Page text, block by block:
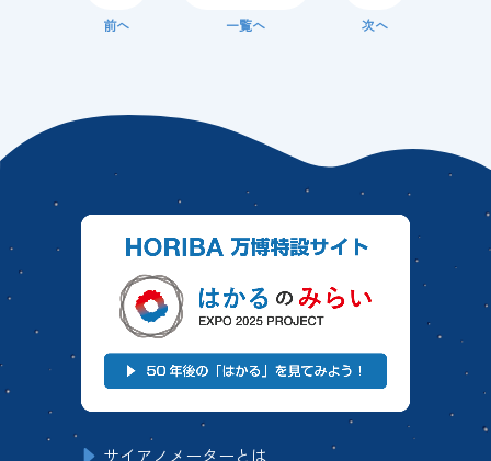
前へ 一覧へ 次へ
サイアノメーターとは